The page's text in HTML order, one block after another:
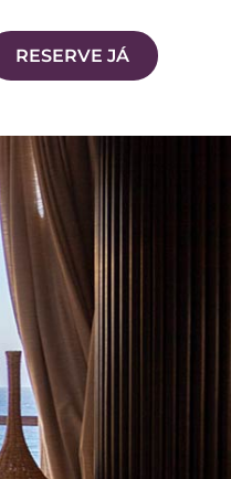
RESERVE JÁ